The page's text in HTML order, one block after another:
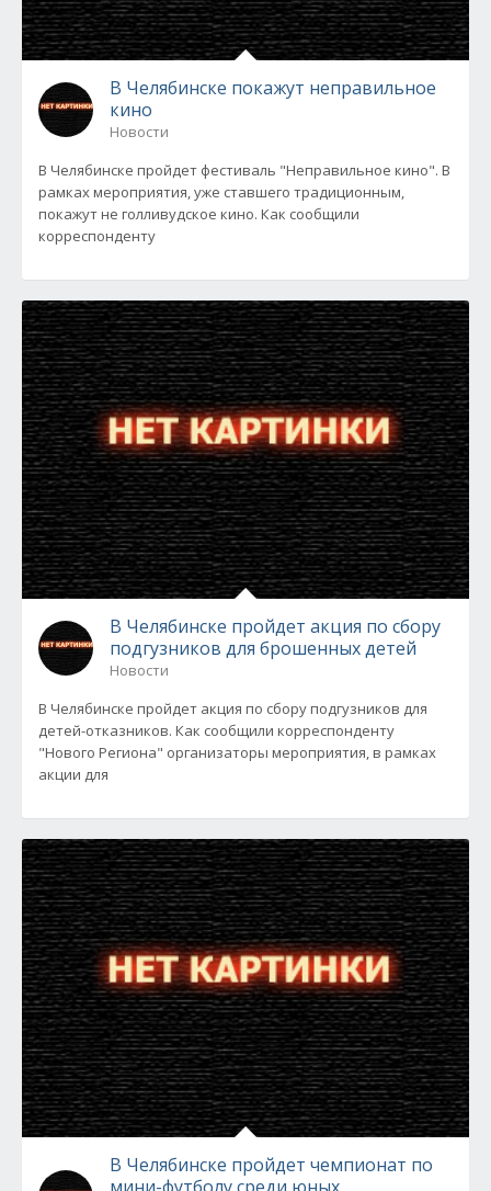
В Челябинске покажут неправильное
кино
Новости
В Челябинске пройдет фестиваль "Неправильное кино". В
рамках мероприятия, уже ставшего традиционным,
покажут не голливудское кино. Как сообщили
корреспонденту
В Челябинске пройдет акция по сбору
подгузников для брошенных детей
Новости
В Челябинске пройдет акция по сбору подгузников для
детей-отказников. Как сообщили корреспонденту
"Нового Региона" организаторы мероприятия, в рамках
акции для
В Челябинске пройдет чемпионат по